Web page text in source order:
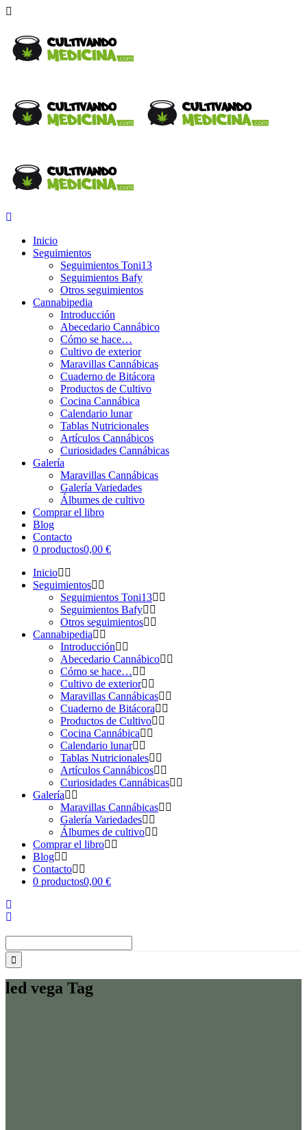
Inicio
Seguimientos
Seguimientos Toni13
Seguimientos Bafy
Otros seguimientos
Cannabipedia
Introducción
Abecedario Cannábico
Cómo se hace…
Cultivo de exterior
Maravillas Cannábicas
Cuaderno de Bitácora
Productos de Cultivo
Cocina Cannábica
Calendario lunar
Tablas Nutricionales
Artículos Cannábicos
Curiosidades Cannábicas
Galería
Maravillas Cannábicas
Galería Variedades
Álbumes de cultivo
Comprar el libro
Blog
Contacto
0 productos0,00 €
Inicio
Seguimientos
Seguimientos Toni13
Seguimientos Bafy
Otros seguimientos
Cannabipedia
Introducción
Abecedario Cannábico
Cómo se hace…
Cultivo de exterior
Maravillas Cannábicas
Cuaderno de Bitácora
Productos de Cultivo
Cocina Cannábica
Calendario lunar
Tablas Nutricionales
Artículos Cannábicos
Curiosidades Cannábicas
Galería
Maravillas Cannábicas
Galería Variedades
Álbumes de cultivo
Comprar el libro
Blog
Contacto
0 productos0,00 €
led vega Tag